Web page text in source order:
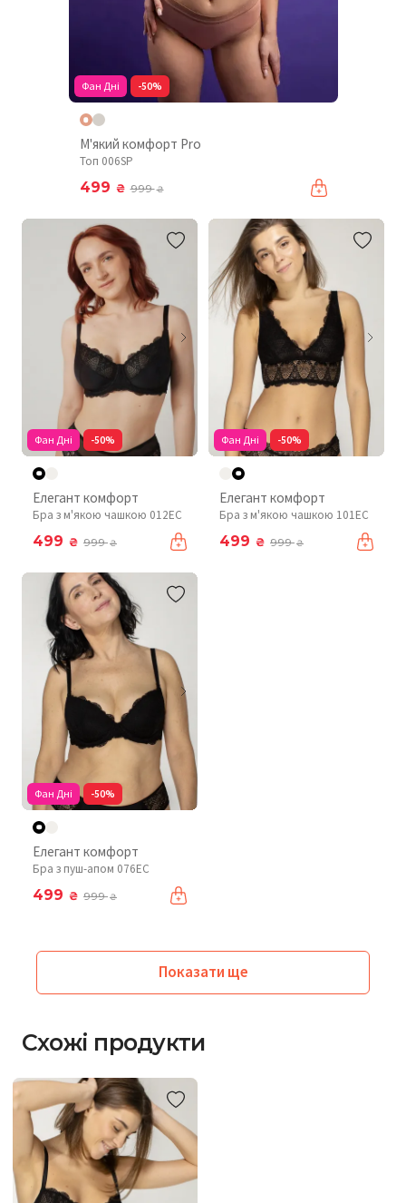
Фан Дні -50%
М'який комфорт Pro
Топ 006SP
499 ₴ 999₴
Фан Дні -50%
Елегант комфорт
Бра з м'якою чашкою 012EC
499 ₴ 999₴
Фан Дні -50%
Елегант комфорт
Бра з м'якою чашкою 101EC
499 ₴ 999₴
Фан Дні -50%
Елегант комфорт
Бра з пуш-апом 076EC
499 ₴ 999₴
Показати ще
Схожі продукти